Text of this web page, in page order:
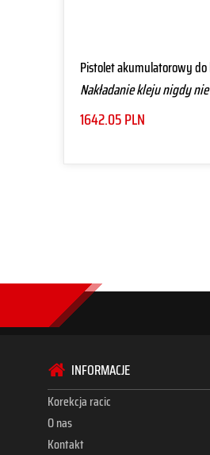
Pistolet akumulatorowy do
Nakładanie kleju nigdy
proste
1642.05PLN
INFORMACJE
Korekcja racic
O nas
Kontakt